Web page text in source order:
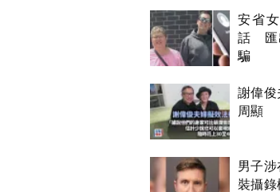
安省
話 匯
騙
謝偉俊
周顯
男子
裝攝